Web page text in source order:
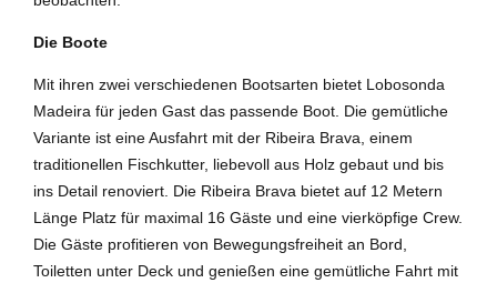
Die Boote
Mit ihren zwei verschiedenen Bootsarten bietet Lobosonda
Madeira für jeden Gast das passende Boot. Die gemütliche
Variante ist eine Ausfahrt mit der Ribeira Brava, einem
traditionellen Fischkutter, liebevoll aus Holz gebaut und bis
ins Detail renoviert. Die Ribeira Brava bietet auf 12 Metern
Länge Platz für maximal 16 Gäste und eine vierköpfige Crew.
Die Gäste profitieren von Bewegungsfreiheit an Bord,
Toiletten unter Deck und genießen eine gemütliche Fahrt mit